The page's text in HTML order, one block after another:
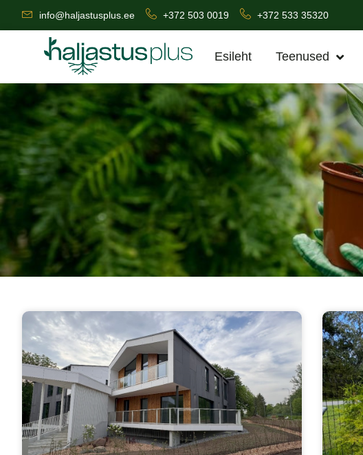
info@haljastusplus.ee +372 503 0019 +372 533 35320
Esileht Teenused